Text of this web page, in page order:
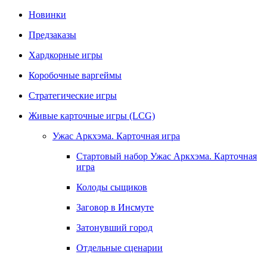
Новинки
Предзаказы
Хардкорные игры
Коробочные варгеймы
Стратегические игры
Живые карточные игры (LCG)
Ужас Аркхэма. Карточная игра
Стартовый набор Ужас Аркхэма. Карточная
игра
Колоды сыщиков
Заговор в Инсмуте
Затонувший город
Отдельные сценарии